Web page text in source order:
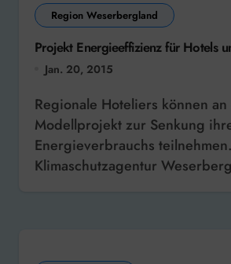
Region Weserbergland
Projekt Energieeffizienz für Hotels
Jan. 20, 2015
Regionale Hoteliers können an einem
Modellprojekt zur Senkung
Energieverbrauchs
Klimaschutzagentur